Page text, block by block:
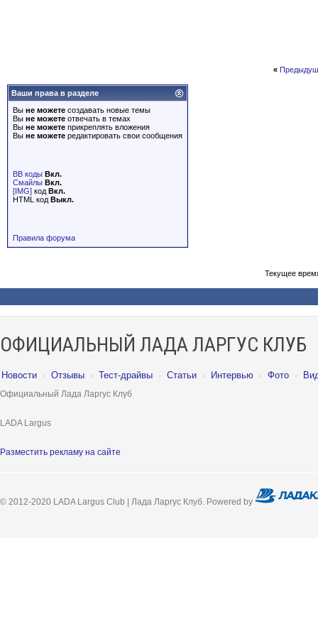
«
Ваши права в разделе
Вы не можете создавать новые темы
Вы не можете отвечать в темах
Вы не можете прикреплять вложения
Вы не можете редактировать свои сообщения
BB коды Вкл.
Смайлы Вкл.
[IMG] код Вкл.
HTML код Выкл.
Правила форума
Текущее
ОФИЦИАЛЬНЫЙ ЛАДА ЛАРГУС КЛУБ
Новости · Отзывы · Тест-драйвы · Статьи · Интервью · Фото ·
Официальный Лада Ларгус Клуб
LADA Largus
Разместить рекламу на сайте
© 2012-2020 LADA Largus Club | Лада Ларгус Клуб. Powered by